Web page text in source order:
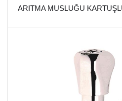
ARITMA MUSLUĞU